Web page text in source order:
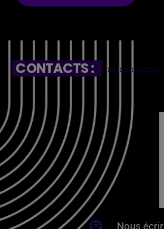
CONTACTS :
Nous